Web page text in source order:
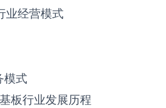
业经营模式
模式
板‌‌‌‌‌‌‌‌‌‌‌‌‌‌‌‌‌‌‌行业发展历程